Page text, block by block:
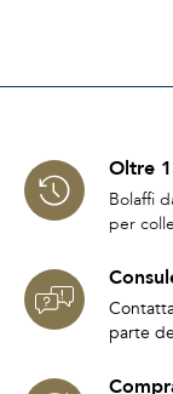
Oltre
Bolaffi
per
parte